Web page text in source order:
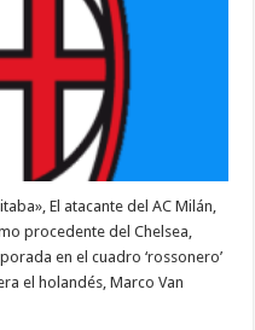
El atacante del AC Milán,
procedente del Chelsea,
en el cuadro ‘rossonero’
el holandés, Marco Van